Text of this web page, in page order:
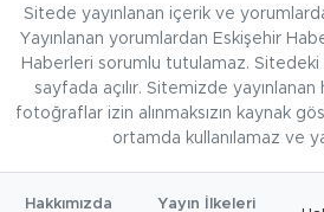
Sitede yayınlanan içerik ve
Yayınlanan yorumlardan Eskişehir
Haberleri sorumlu tutulamaz. Sitedeki
sayfada açılır. Sitemizde yayınlanan
fotoğraflar izin alınmaksızın kaynak
ortamda kullanılamaz ve
Hakkımızda Yayın İlkeleri